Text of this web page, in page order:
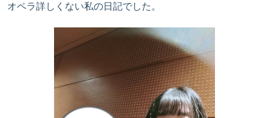
オペラ詳しくない私の日記でした。